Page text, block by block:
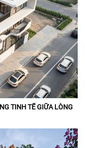
TINH TẾ GIỮA LÒNG